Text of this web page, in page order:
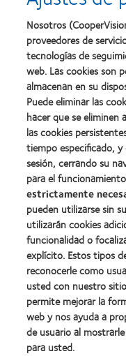
(2011)
Learn
more
about
2012:
Premio
Manufacturing
Leadership
100
(ML
100)
(2012)
Learn
more
about
Premio
de
la
Industria
de
la
BCLA
Nuestros
Encuentre su lente
Tecnología para
Lentes de contacto
Nosotros
proveedores de
tecnologías de
web. Las cookies son
almacenan en su
Puede eliminar las
hacer que se
las cookies
tiempo especificado, y
sesión, cerrando su
para el
estrictamente
pueden utilizarse sin
utilizarán cookies
funcionalidad o
explícito. Estos tipos
reconocerle como
usted con nuestro
permite mejorar la
web y nos ayuda a
de usuario al
para usted.